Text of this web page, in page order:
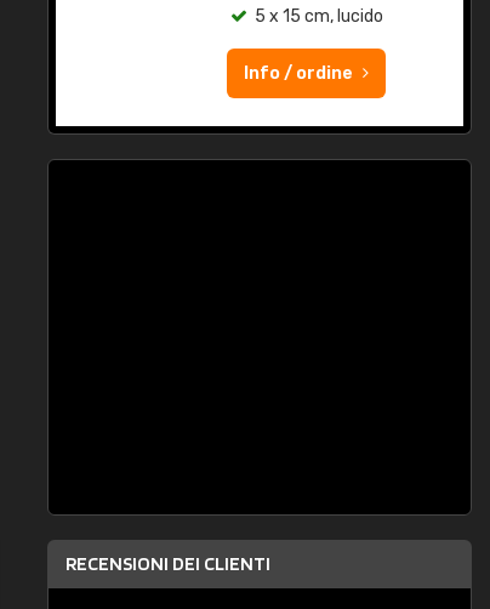
5 x 15 cm, lucido
Info / ordine
RECENSIONI DEI CLIENTI